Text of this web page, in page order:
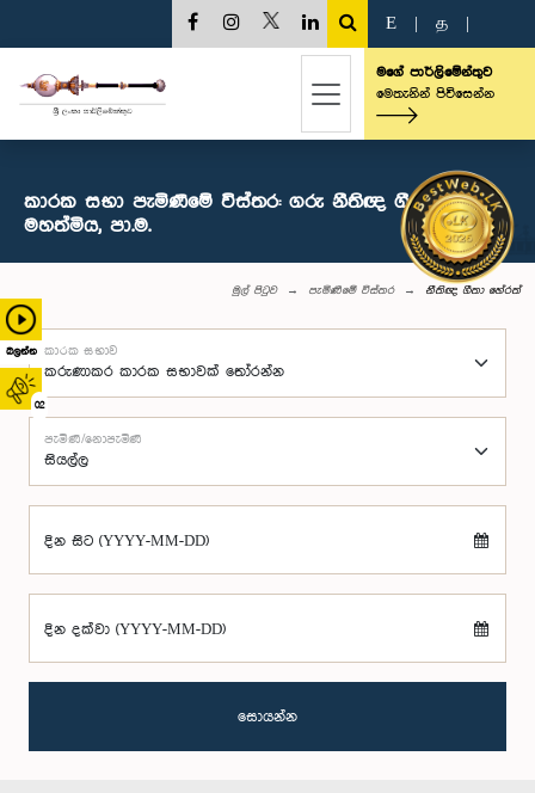
බලන්න
02
E த
මගේ පාර්ලිමේන්තුව
මෙතැනින් පිවිසෙන්න
කාරක සභා පැමිණීමේ විස්තර: ගරු නීතිඥ ගීතා හේරත්
මහත්මිය, පා.ම.
මුල් පිටුව පැමිණීමේ විස්තර නීතිඥ ගීතා හේරත්
කාරක සභාව
පැමිණි/නොපැමිණි
දින සිට (YYYY-MM-DD)
දින දක්වා (YYYY-MM-DD)
සොයන්න